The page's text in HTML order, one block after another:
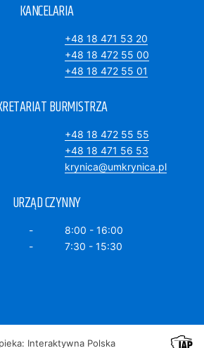
KANCELARIA
+48 18 471 53 20
+48 18 472 55 00
+48 18 472 55 01
BURMISTRZA
+48 18 472 55 55
+48 18 471 56 53
krynica@umkrynica.pl
URZĄD CZYNNY
8:00 - 16:00
7:30 - 15:30
Interaktywna Polska